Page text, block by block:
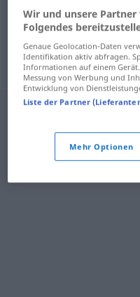
Melonenkernm
Sprachfehlerm pevide
Wir und unsere
Folgendes
Genaue Geolocation-Daten
Identifikation aktiv abfragen.
Informationen auf einem
Messung von Werbung und
Entwicklung von
Liste der Partner
Mehr Optionen